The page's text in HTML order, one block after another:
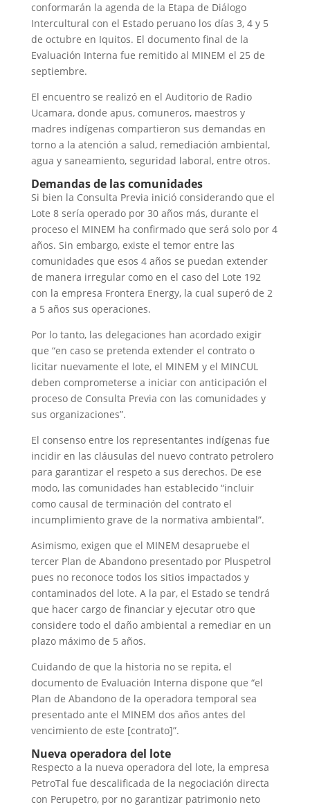
conformarán la agenda de la Etapa de Diálogo
Intercultural con el Estado peruano los días 3, 4 y 5
de octubre en Iquitos. El documento final de la
Evaluación Interna fue remitido al MINEM el 25 de
septiembre.
El encuentro se realizó en el Auditorio de Radio
Ucamara, donde apus, comuneros, maestros y
madres indígenas compartieron sus demandas en
torno a la atención a salud, remediación ambiental,
agua y saneamiento, seguridad laboral, entre otros.
Demandas de las comunidades
Si bien la Consulta Previa inició considerando que el
Lote 8 sería operado por 30 años más, durante el
proceso el MINEM ha confirmado que será solo por 4
años. Sin embargo, existe el temor entre las
comunidades que esos 4 años se puedan extender
de manera irregular como en el caso del Lote 192
con la empresa Frontera Energy, la cual superó de 2
a 5 años sus operaciones.
Por lo tanto, las delegaciones han acordado exigir
que “en caso se pretenda extender el contrato o
licitar nuevamente el lote, el MINEM y el MINCUL
deben comprometerse a iniciar con anticipación el
proceso de Consulta Previa con las comunidades y
sus organizaciones”.
El consenso entre los representantes indígenas fue
incidir en las cláusulas del nuevo contrato petrolero
para garantizar el respeto a sus derechos. De ese
modo, las comunidades han establecido “incluir
como causal de terminación del contrato el
incumplimiento grave de la normativa ambiental”.
Asimismo, exigen que el MINEM desapruebe el
tercer Plan de Abandono presentado por Pluspetrol
pues no reconoce todos los sitios impactados y
contaminados del lote. A la par, el Estado se tendrá
que hacer cargo de financiar y ejecutar otro que
considere todo el daño ambiental a remediar en un
plazo máximo de 5 años.
Cuidando de que la historia no se repita, el
documento de Evaluación Interna dispone que “el
Plan de Abandono de la operadora temporal sea
presentado ante el MINEM dos años antes del
vencimiento de este [contrato]”.
Nueva operadora del lote
Respecto a la nueva operadora del lote, la empresa
PetroTal fue descalificada de la negociación directa
con Perupetro, por no garantizar patrimonio neto